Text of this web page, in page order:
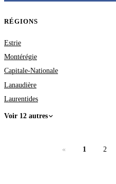
RÉGIONS
Estrie
Montérégie
Capitale-Nationale
Lanaudière
Laurentides
Voir 12 autres
« 1 2